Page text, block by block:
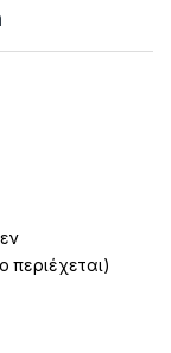
περιέχεται)